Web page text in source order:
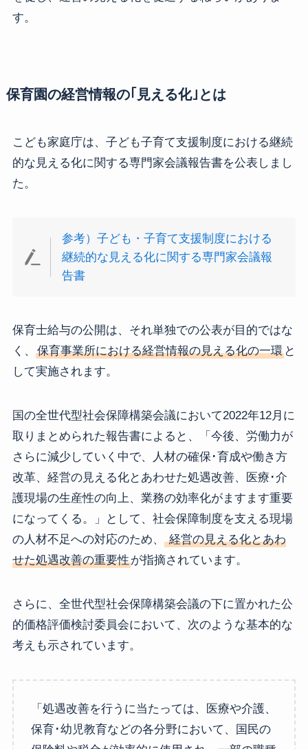
す。
保育園の経営情報の｢見える化｣とは
こども家庭庁は、子ども子育て支援制度における継続
的な見える化に関する専門家会議報告書を公表しまし
た。
参考）子ども・子育て支援制度における
継続的な見える化に関する専門家会議報
告書
保育士給与の公開は、それ単独での公表が目的ではな
く、
保育事業所における経営情報の見える化の一環と
して実施されます。
国の全世代型社会保障構築会議において2022年12月に
取りまとめられた報告書によると、「今後、労働力が
さらに減少していく中で、人材の確保･育成や働き方
改革、経営の見える化とあわせた処遇改善、医療･介
護現場の生産性の向上、業務の効率化がますます重要
になってくる。」として、社会保障制度を支える現場
の人材不足への対応のため、
経営の見える化とあわ
せた処遇改善の重要性が指摘されています。
さらに、全世代型社会保障構築会議の下に置かれた公
的価格評価検討委員会において、次のような基本的な
考えも示されています。
「処遇改善を行うに当たっては、医療や介護、
保育･幼児教育などの各分野において、国民の